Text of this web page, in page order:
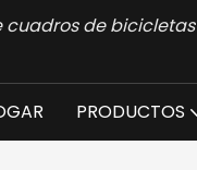
cuadros de
PRODUCTOS